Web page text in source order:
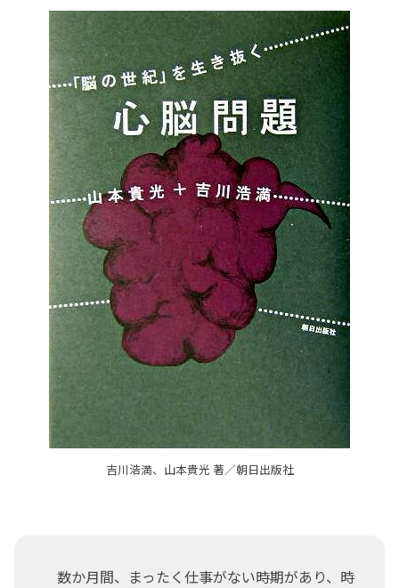
吉川浩満、山本貴光 著／朝日出版社
数か月間、まったく仕事がない時期があり、時